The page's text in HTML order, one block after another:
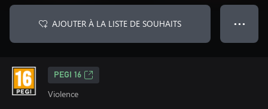
AJOUTER À LA LISTE DE SOUHAITS ● ● ●
PEGI 16
Violence